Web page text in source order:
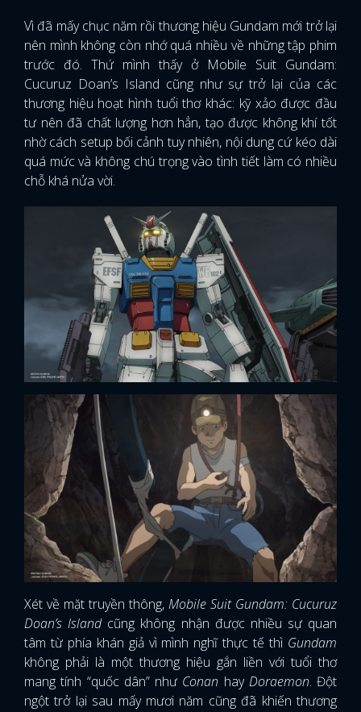
Vì đã mấy chục năm rồi thương hiệu Gundam mới trở lại
nên mình không còn nhớ quá nhiều về những tập phim
trước đó. Thứ mình thấy ở Mobile Suit Gundam:
Cucuruz Doan’s Island cũng như sự trở lại của các
thương hiệu hoạt hình tuổi thơ khác: kỹ xảo được đầu
tư nên đã chất lượng hơn hẳn, tạo được không khí tốt
nhờ cách setup bối cảnh tuy nhiên, nội dung cứ kéo dài
quá mức và không chú trọng vào tình tiết làm có nhiều
chỗ khá nửa vời.
Xét về mặt truyền thông, Mobile Suit Gundam: Cucuruz
Doan’s Islandcũng không nhận được nhiều sự quan
tâm từ phía khán giả vì mình nghĩ thực tế thì Gundam
không phải là một thương hiệu gắn liền với tuổi thơ
mang tính “quốc dân” như Conan hay Doraemon. Đột
ngột trở lại sau mấy mươi năm cũng đã khiến thương